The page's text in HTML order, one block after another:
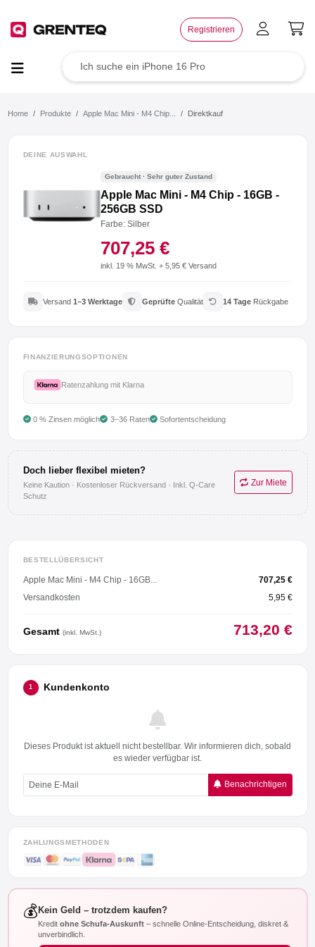
×
TOP Angebote
Wie funktioniert das?
Der Umwelt zuliebe
Für dein Business
Registrieren
Datenschutz
Registrieren
Home Produkte Apple Mac Mini - M4 Chip... Direktkauf
DEINE AUSWAHL
Gebraucht · Sehr guter Zustand
Apple Mac Mini - M4 Chip - 16GB -
256GB SSD
Farbe: Silber
707,25 €
inkl. 19 % MwSt. + 5,95 € Versand
Versand 1–3 Werktage GeprüfteQualität 14 TageRückgabe
FINANZIERUNGSOPTIONEN
Ratenzahlung mit Klarna
0 % Zinsen möglich 3–36 Raten Sofortentscheidung
Doch lieber flexibel mieten?
Keine Kaution · Kostenloser Rückversand · Inkl. Q-Care
Schutz
Zur Miete
BESTELLÜBERSICHT
Apple Mac Mini - M4 Chip - 16GB...
707,25 €
Versandkosten
5,95 €
Gesamt (inkl. MwSt.) 713,20 €
1 Kundenkonto
Dieses Produkt ist aktuell nicht bestellbar. Wir informieren dich, sobald
es wieder verfügbar ist.
Benachrichtigen
ZAHLUNGSMETHODEN
💰 Kein Geld – trotzdem kaufen?
Kredit ohne Schufa-Auskunft – schnelle Online-Entscheidung, diskret &
unverbindlich.